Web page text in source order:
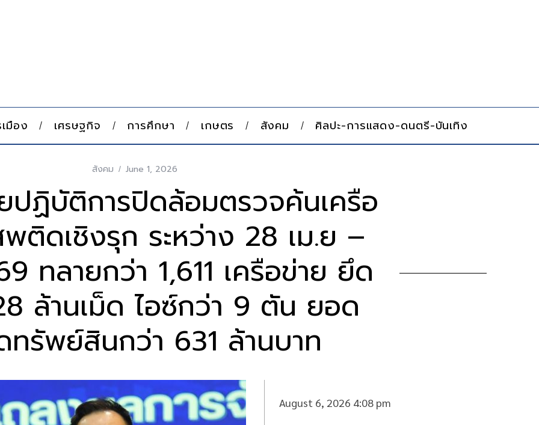
มือง เศรษฐกิจ การศึกษา เกษตร สังคม ศิลปะ-การแสดง-ดนตรี-บันเทิง
สังคม June 1, 2026
ปฏิบัติการปิดล้อมตรวจค้นเครือ
พติดเชิงรุก ระหว่าง 28 เม.ย –
ทลายกว่า 1,611 เครือข่าย ยึด
ล้านเม็ด ไอซ์กว่า 9 ตัน ยอด
ทรัพย์สินกว่า 631 ล้านบาท
August 6, 2026 4:08 pm